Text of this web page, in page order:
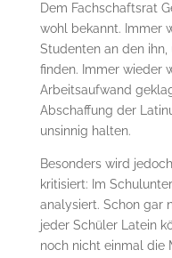
Dem Fachschaftsrat
wohl bekannt. Immer
Studenten an den
finden. Immer wieder
Arbeitsaufwand
Ab­schaf­fung der
unsinnig halten.
Besonders wird
kritisiert: Im
analysiert. Schon gar
jeder Schüler Latein
noch nicht einmal die